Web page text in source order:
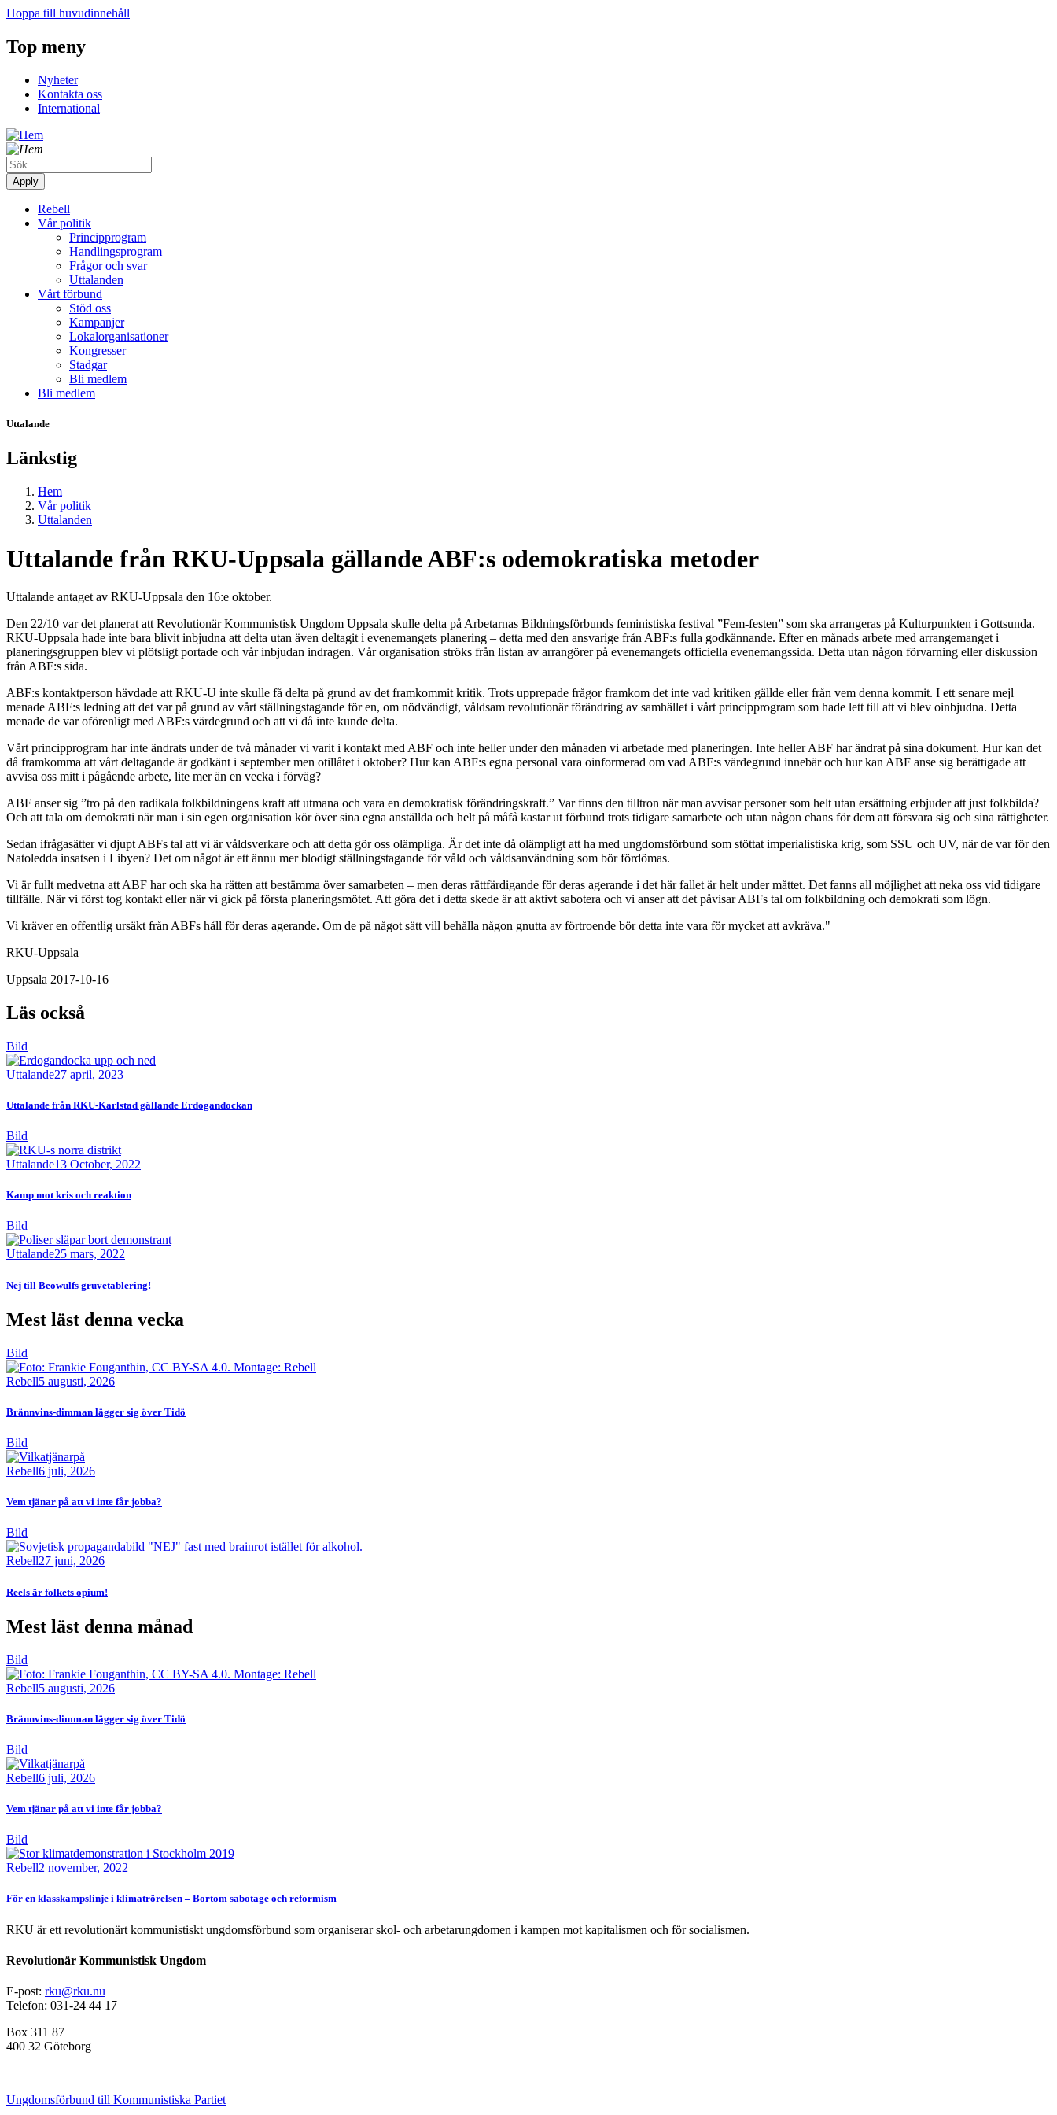
Hoppa till huvudinnehåll
Top meny
Nyheter
Kontakta oss
International
Rebell
Vår politik
Principprogram
Handlingsprogram
Frågor och svar
Uttalanden
Vårt förbund
Stöd oss
Kampanjer
Lokalorganisationer
Kongresser
Stadgar
Bli medlem
Bli medlem
Uttalande
Länkstig
Hem
Vår politik
Uttalanden
Uttalande från RKU-Uppsala gällande ABF:s odemokratiska metoder
Uttalande antaget av RKU-Uppsala den 16:e oktober.
Den 22/10 var det planerat att Revolutionär Kommunistisk Ungdom Uppsala skulle delta på Arbetarnas Bildningsförbunds feministiska festival ”Fem-festen” som ska arrangeras på Kulturpunkten i Gottsunda.
RKU-Uppsala hade inte bara blivit inbjudna att delta utan även deltagit i evenemangets planering – detta med den ansvarige från ABF:s fulla godkännande. Efter en månads arbete med arrangemanget i
planeringsgruppen blev vi plötsligt portade och vår inbjudan indragen. Vår organisation ströks från listan av arrangörer på evenemangets officiella evenemangssida. Detta utan någon förvarning eller diskussion
från ABF:s sida.
ABF:s kontaktperson hävdade att RKU-U inte skulle få delta på grund av det framkommit kritik. Trots upprepade frågor framkom det inte vad kritiken gällde eller från vem denna kommit. I ett senare mejl
menade ABF:s ledning att det var på grund av vårt ställningstagande för en, om nödvändigt, våldsam revolutionär förändring av samhället i vårt principprogram som hade lett till att vi blev oinbjudna. Detta
menade de var oförenligt med ABF:s värdegrund och att vi då inte kunde delta.
Vårt principprogram har inte ändrats under de två månader vi varit i kontakt med ABF och inte heller under den månaden vi arbetade med planeringen. Inte heller ABF har ändrat på sina dokument. Hur kan det
då framkomma att vårt deltagande är godkänt i september men otillåtet i oktober? Hur kan ABF:s egna personal vara oinformerad om vad ABF:s värdegrund innebär och hur kan ABF anse sig berättigade att
avvisa oss mitt i pågående arbete, lite mer än en vecka i förväg?
ABF anser sig ”tro på den radikala folkbildningens kraft att utmana och vara en demokratisk förändringskraft.” Var finns den tilltron när man avvisar personer som helt utan ersättning erbjuder att just folkbilda?
Och att tala om demokrati när man i sin egen organisation kör över sina egna anställda och helt på måfå kastar ut förbund trots tidigare samarbete och utan någon chans för dem att försvara sig och sina rättigheter.
Sedan ifrågasätter vi djupt ABFs tal att vi är våldsverkare och att detta gör oss olämpliga. Är det inte då olämpligt att ha med ungdomsförbund som stöttat imperialistiska krig, som SSU och UV, när de var för den
Natoledda insatsen i Libyen? Det om något är ett ännu mer blodigt ställningstagande för våld och våldsanvändning som bör fördömas.
Vi är fullt medvetna att ABF har och ska ha rätten att bestämma över samarbeten – men deras rättfärdigande för deras agerande i det här fallet är helt under måttet. Det fanns all möjlighet att neka oss vid tidigare
tillfälle. När vi först tog kontakt eller när vi gick på första planeringsmötet. Att göra det i detta skede är att aktivt sabotera och vi anser att det påvisar ABFs tal om folkbildning och demokrati som lögn.
Vi kräver en offentlig ursäkt från ABFs håll för deras agerande. Om de på något sätt vill behålla någon gnutta av förtroende bör detta inte vara för mycket att avkräva."
RKU-Uppsala
Uppsala 2017-10-16
Läs också
Bild
Uttalande27 april, 2023
Uttalande från RKU-Karlstad gällande Erdogandockan
Bild
Uttalande13 October, 2022
Kamp mot kris och reaktion
Bild
Uttalande25 mars, 2022
Nej till Beowulfs gruvetablering!
Mest läst denna vecka
Bild
Rebell5 augusti, 2026
Brännvins-dimman lägger sig över Tidö
Bild
Rebell6 juli, 2026
Vem tjänar på att vi inte får jobba?
Bild
Rebell27 juni, 2026
Reels är folkets opium!
Mest läst denna månad
Bild
Rebell5 augusti, 2026
Brännvins-dimman lägger sig över Tidö
Bild
Rebell6 juli, 2026
Vem tjänar på att vi inte får jobba?
Bild
Rebell2 november, 2022
För en klasskampslinje i klimatrörelsen – Bortom sabotage och reformism
RKU är ett revolutionärt kommunistiskt ungdomsförbund som organiserar skol- och arbetarungdomen i kampen mot kapitalismen och för socialismen.
Revolutionär Kommunistisk Ungdom
E-post: rku@rku.nu
Telefon: 031-24 44 17
Box 311 87
400 32 Göteborg
Ungdomsförbund till Kommunistiska Partiet